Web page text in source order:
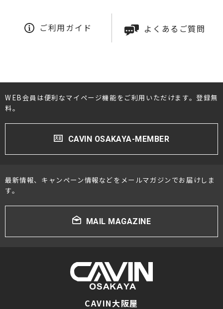
ご利用ガイド よくあるご質問
WEB会員は便利なマイページ機能をご利用いただけます。登録無
料。
CAVIN OSAKAYA-MEMBER
最新情報、キャンペーン情報などをメールマガジンでお届けしま
す。
MAIL MAGAZINE
CAVIN大阪屋